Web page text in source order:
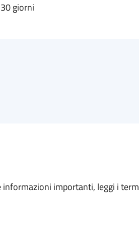
giorni
informazioni importanti, leggi i